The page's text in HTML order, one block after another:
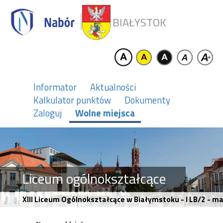
BIAŁYSTOK
Informator
Aktualności
Kalkulator punktów
Dokumenty
Zaloguj
Wolne miejsca
Liceum ogólnokształcące
XIII Liceum Ogólnokształcące w Białymstoku - I LB/2 -